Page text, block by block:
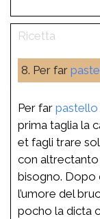
8. Per far
Per far pastello
prima taglia la
et fagli trare
con
bisogno. Dopo
l’umore del
pocho la dicta